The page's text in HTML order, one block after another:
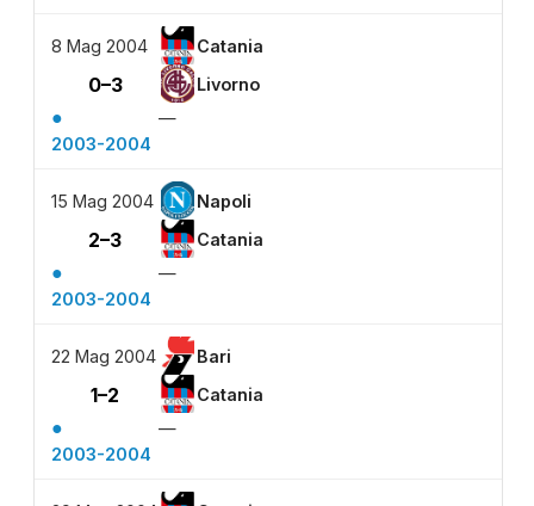
8 Mag 2004 Catania
0–3 Livorno
●
—
2003-2004
15 Mag 2004 Napoli
2–3 Catania
●
—
2003-2004
22 Mag 2004 Bari
1–2 Catania
●
—
2003-2004